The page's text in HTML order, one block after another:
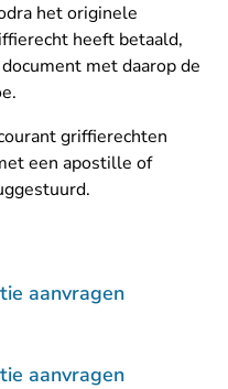
het originele
heeft betaald,
met daarop de
griffierechten
een apostille of
aanvragen
aanvragen